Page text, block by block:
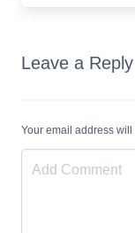
Leave a Reply
Your email address